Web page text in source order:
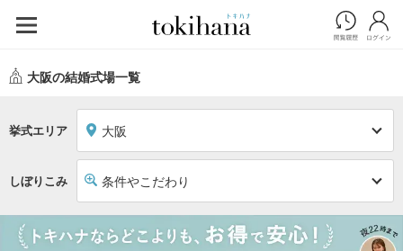
大阪の結婚式場一覧
挙式エリア 大阪
しぼりこみ 条件やこだわり